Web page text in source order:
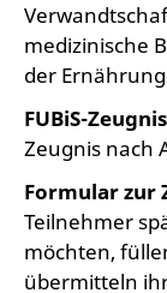
medizinische
der
FUBiS-
Zeugnis nach
Formular zur
Teilnehmer
möchten,
übermitteln